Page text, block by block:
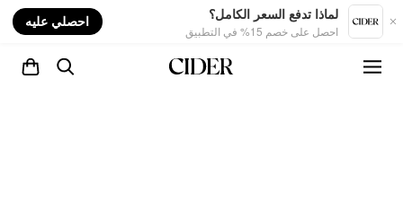
لماذا تدفع السعر الكامل؟
احصل على خصم 15% في التطبيق
احصلي عليه